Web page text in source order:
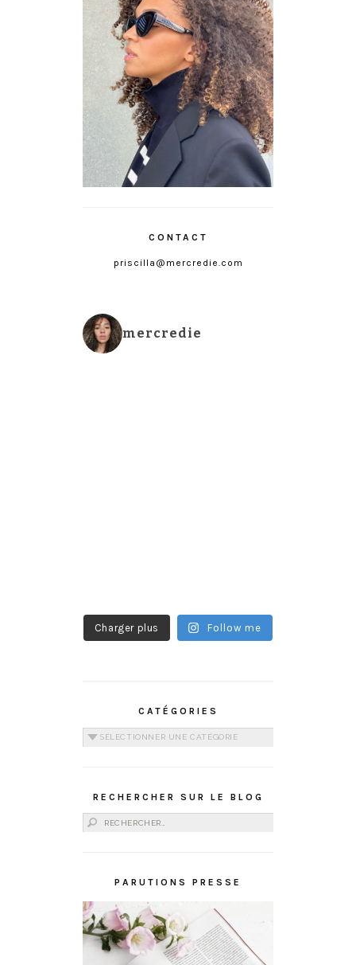
CONTACT
priscilla@mercredie.com
mercredie
Charger plus Follow me
CATÉGORIES
Catégories
RECHERCHER SUR LE BLOG
Rechercher :
PARUTIONS PRESSE